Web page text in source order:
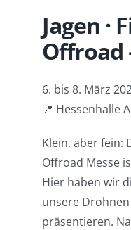
Jagen ·
Offroad
6. bis 8. März
📍 Hessenhalle
Klein, aber fein:
Offroad Messe
Hier haben wir
unsere
präsentieren.